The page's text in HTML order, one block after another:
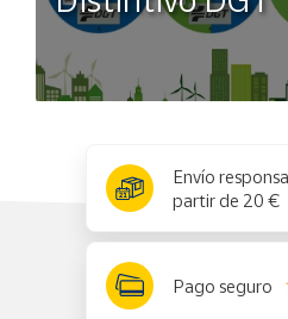
Envío
partir de 20 €
Pago seguro